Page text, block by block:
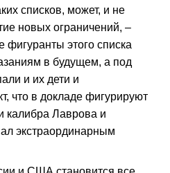
списков, может, и не
новых ограничений, –
фигуранты этого списка
в будущем, а под
и их дети и
что в докладе фигурируют
калибра Лаврова и
экстраординарным